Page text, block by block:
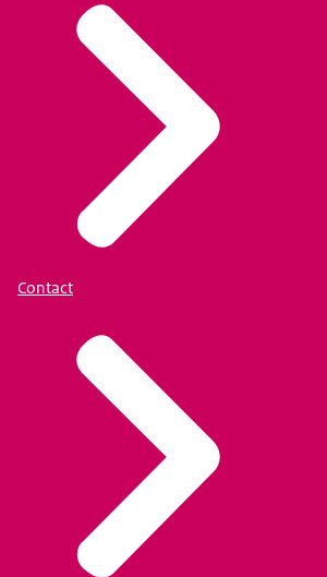
Contact